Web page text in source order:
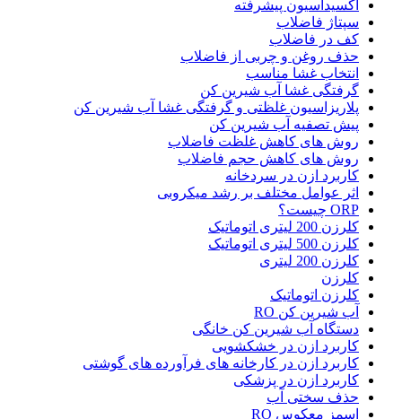
اکسیداسیون پیشرفته
سپتاژ فاضلاب
کف در فاضلاب
حذف روغن و چربی از فاضلاب
انتخاب غشا مناسب
گرفتگی غشا آب شیرین کن
پلاریزاسیون غلظتی و گرفتگی غشا آب شیرین کن
پیش تصفیه آب شیرین کن
روش های کاهش غلظت فاضلاب
روش های کاهش حجم فاضلاب
کاربرد ازن در سردخانه
اثر عوامل مختلف بر رشد میکروبی
ORP چیست؟
کلرزن 200 لیتری اتوماتیک
کلرزن 500 لیتری اتوماتیک
کلرزن 200 لیتری
کلرزن
کلرزن اتوماتیک
آب شیرین کن RO
دستگاه آب شیرین کن خانگی
کاربرد ازن در خشکشویی
کاربرد ازن در کارخانه های فرآورده های گوشتی
کاربرد ازن در پزشکی
حذف سختی آب
اسمز معکوس RO